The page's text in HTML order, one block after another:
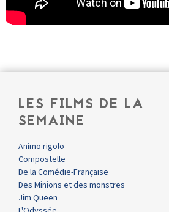
LES FILMS DE LA
SEMAINE
Animo rigolo
Compostelle
De la Comédie-Française
Des Minions et des monstres
Jim Queen